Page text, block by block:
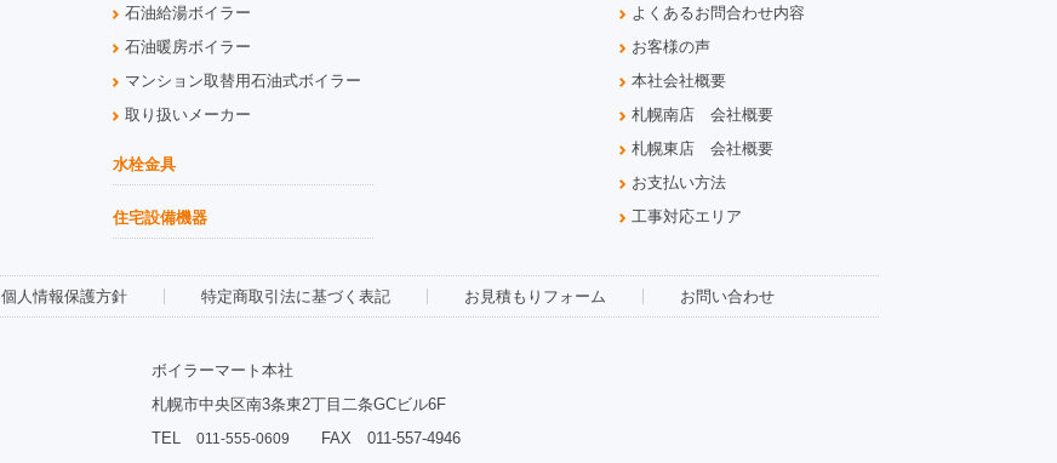
石油給湯ボイラー
石油暖房ボイラー
マンション取替用石油式ボイラー
取り扱いメーカー
水栓金具
住宅設備機器
よくあるお問合わせ内容
お客様の声
本社会社概要
札幌南店 会社概要
札幌東店 会社概要
お支払い方法
工事対応エリア
個人情報保護方針 特定商取引法に基づく表記 お見積もりフォーム お問い合わせ
ボイラーマート本社
札幌市中央区南3条東2丁目二条GCビル6F
TEL 011-555-0609 FAX 011-557-4946